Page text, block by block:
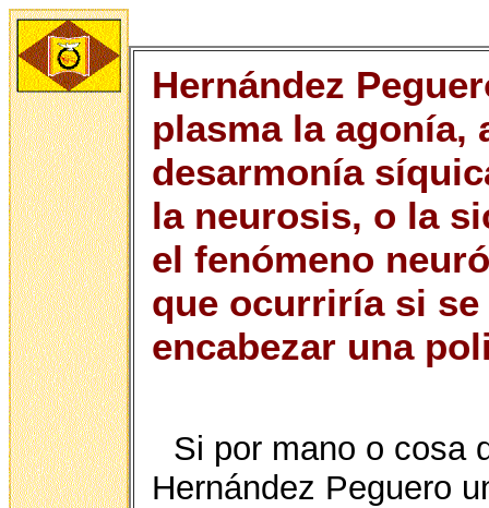
Hernández
plasma la agonía,
desarmonía
la neurosis, o la
el fenómeno
que ocurriría si se
encabezar una
Si por mano o cosa
Hernández Peguero